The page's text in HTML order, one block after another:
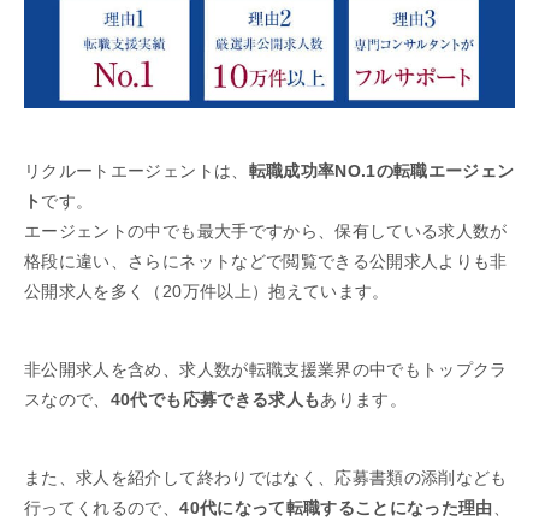
リクルートエージェントは、 転職成功率NO.1の転職エージェン
ト です。
エージェントの中でも最大手ですから、保有している求人数が
格段に違い、さらにネットなどで閲覧できる公開求人よりも非
公開求人を多く（20万件以上）抱えています。
非公開求人を含め、求人数が転職支援業界の中でもトップクラ
スなので、 40代でも応募できる求人もあります。
また、求人を紹介して終わりではなく、応募書類の添削なども
行ってくれるので、40代になって転職することになった理由、